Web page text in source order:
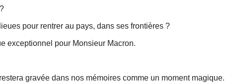
pour rentrer au pays, dans ses frontières ?
exceptionnel pour Monsieur Macron.
gravée dans nos mémoires comme un moment magique.